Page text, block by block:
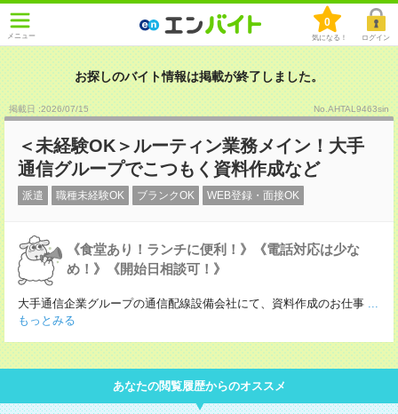
メニュー
0
気になる！ ログイン
お探しのバイト情報は掲載が終了しました。
掲載日 :2026/07/15 No.AHTAL9463sin
＜未経験OK＞ルーティン業務メイン！大手
通信グループでこつもく資料作成など
派遣 職種未経験OK ブランクOK WEB登録・面接OK
《食堂あり！ランチに便利！》《電話対応は少な
め！》《開始日相談可！》
大手通信企業グループの通信配線設備会社にて、資料作成のお仕事 ...
もっとみる
あなたの閲覧履歴からのオススメ